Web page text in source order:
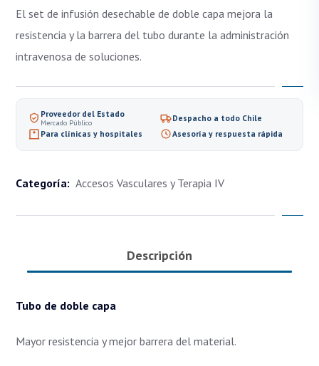
El set de infusión desechable de doble capa mejora la
resistencia y la barrera del tubo durante la administración
intravenosa de soluciones.
Proveedor del Estado
Mercado Público
Despacho a todo Chile
Para clínicas y hospitales
Asesoría y respuesta rápida
Categoría: Accesos Vasculares y Terapia IV
Descripción
Tubo de doble capa
Mayor resistencia y mejor barrera del material.